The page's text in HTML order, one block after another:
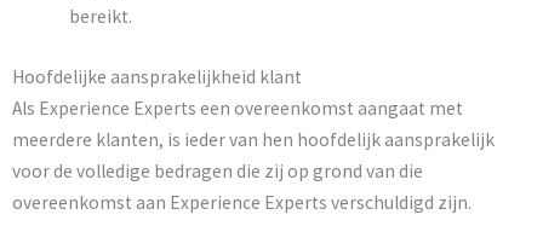
bereikt.
Hoofdelijke aansprakelijkheid klant
Als Experience Experts een overeenkomst aangaat met
meerdere klanten, is ieder van hen hoofdelijk aansprakelijk
voor de volledige bedragen die zij op grond van die
overeenkomst aan Experience Experts verschuldigd zijn.